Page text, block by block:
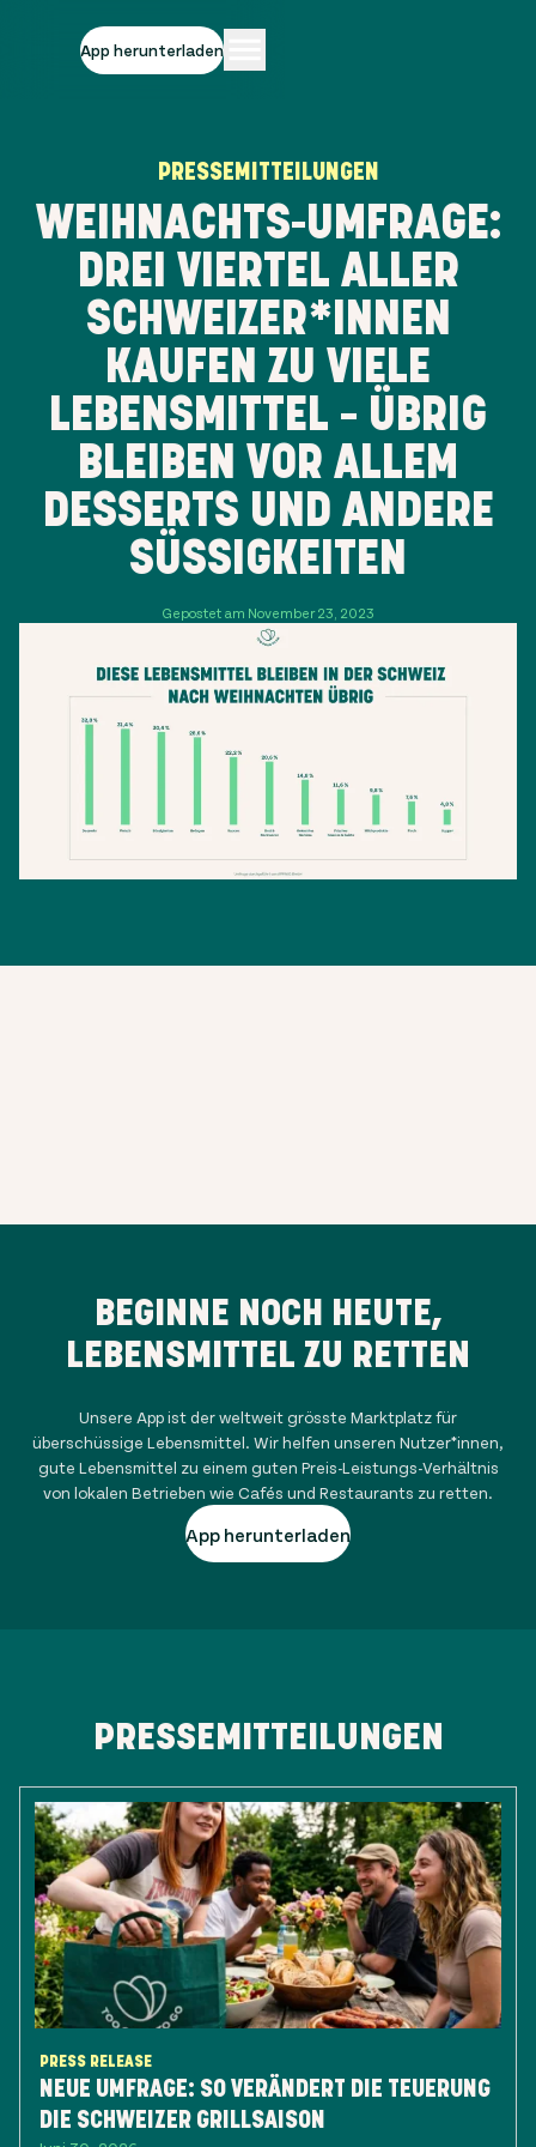
App herunterladen
PRESSEMITTEILUNGEN
WEIHNACHTS-UMFRAGE:
DREI VIERTEL ALLER
SCHWEIZER*INNEN
KAUFEN ZU VIELE
LEBENSMITTEL – ÜBRIG
BLEIBEN VOR ALLEM
DESSERTS UND ANDERE
SÜSSIGKEITEN
Gepostet am November 23, 2023
BEGINNE NOCH HEUTE,
LEBENSMITTEL ZU RETTEN
Unsere App ist der weltweit grösste Marktplatz für
überschüssige Lebensmittel. Wir helfen unseren Nutzer*innen,
gute Lebensmittel zu einem guten Preis-Leistungs-Verhältnis
von lokalen Betrieben wie Cafés und Restaurants zu retten.
App herunterladen
PRESSEMITTEILUNGEN
PRESS RELEASE
NEUE UMFRAGE: SO VERÄNDERT DIE TEUERUNG
DIE SCHWEIZER GRILLSAISON